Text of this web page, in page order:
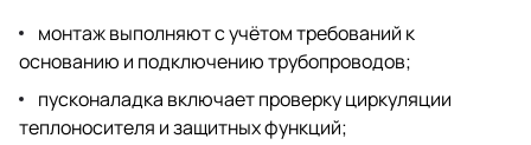
монтаж выполняют с учётом требований к
основанию и подключению трубопроводов;
пусконаладка включает проверку циркуляции
теплоносителя и защитных функций;